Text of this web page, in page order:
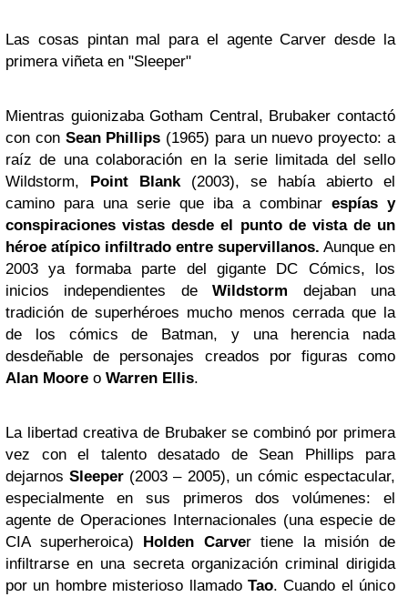
Las cosas pintan mal para el agente Carver desde la
primera viñeta en "Sleeper"
Mientras guionizaba Gotham Central, Brubaker contactó
con con Sean Phillips (1965) para un nuevo proyecto: a
raíz de una colaboración en la serie limitada del sello
Wildstorm, Point Blank (2003), se había abierto el
camino para una serie que iba a combinar espías y
conspiraciones vistas desde el punto de vista de un
héroe atípico infiltrado entre supervillanos. Aunque en
2003 ya formaba parte del gigante DC Cómics, los
inicios independientes deWildstorm dejaban una
tradición de superhéroes mucho menos cerrada que la
de los cómics de Batman, y una herencia nada
desdeñable de personajes creados por figuras como
Alan Moore o Warren Ellis.
La libertad creativa de Brubaker se combinó por primera
vez con el talento desatado de Sean Phillips para
dejarnos Sleeper (2003 – 2005), un cómic espectacular,
especialmente en sus primeros dos volúmenes: el
agente de Operaciones Internacionales (una especie de
CIA superheroica) Holden Carver tiene la misión de
infiltrarse en una secreta organización criminal dirigida
por un hombre misterioso llamado Tao. Cuando el único